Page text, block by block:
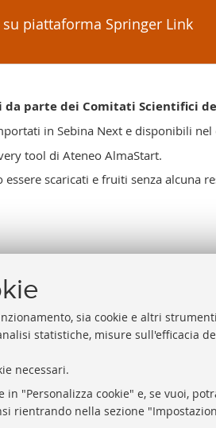
sia cookie e altri
statistiche, misure sull'efficacia
necessari.
"Personalizza cookie" e, se vuoi,
rientrando nella sezione
piattaforma Springer Link
parte dei Comitati Scientifici
in Sebina Next e disponibili nel
tool di Ateneo AlmaStart.
scaricati e fruiti senza alcuna
di Ateneo